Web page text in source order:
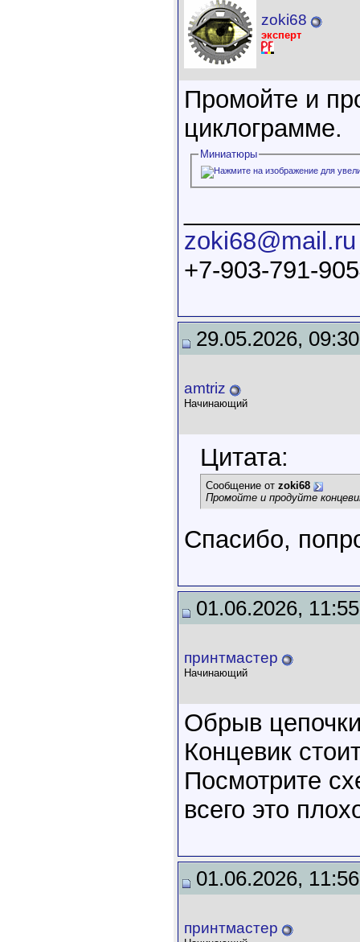
zoki68
эксперт
Промойте и
циклограмме.
Миниатюры
zoki68@mail.ru
+7-903-791-
29.05.2026, 09:30
amtriz
Начинающий
Цитата:
Сообщение от zoki68
Промойте и продуйте
Спасибо,
01.06.2026, 11:55
принтмастер
Начинающий
Обрыв
Концевик
Посмотрите
всего это
01.06.2026, 11:56
принтмастер